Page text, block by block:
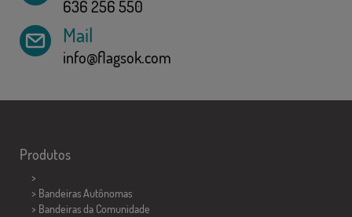
636 256 550
Mail
info@flagsok.com
Produtos
>
> Bandeiras Autônomas
> Bandeiras da Comunidade